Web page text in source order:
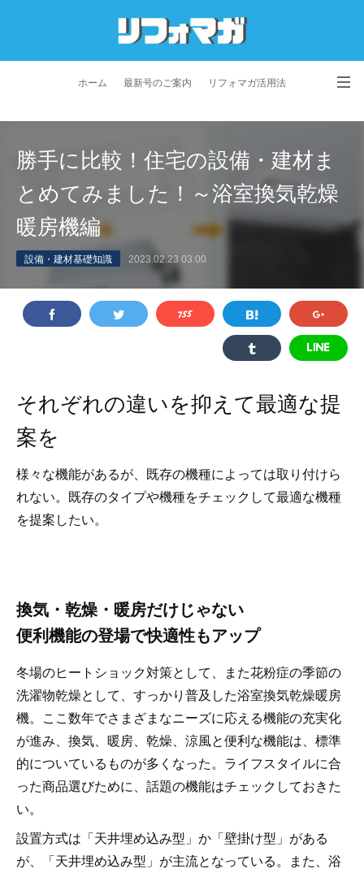
ホーム 最新号のご案内 リフォマガ活用法
プライバシーポリシー 利用規約 会社概要
勝手に比較！住宅の設備・建材ま
とめてみました！～浴室換気乾燥
暖房機編
設備・建材基礎知識 2023.02.23 03:00
それぞれの違いを抑えて最適な提
案を
様々な機能があるが、既存の機種によっては取り付けら
れない。既存のタイプや機種をチェックして最適な機種
を提案したい。
換気・乾燥・暖房だけじゃない
便利機能の登場で快適性もアップ
冬場のヒートショック対策として、また花粉症の季節の
洗濯物乾燥として、すっかり普及した浴室換気乾燥暖房
機。ここ数年でさまざまなニーズに応える機能の充実化
が進み、換気、暖房、乾燥、涼風と便利な機能は、標準
的についているものが多くなった。ライフスタイルに合
った商品選びために、話題の機能はチェックしておきた
い。
設置方式は「天井埋め込み型」か「壁掛け型」がある
が、「天井埋め込み型」が主流となっている。また、浴